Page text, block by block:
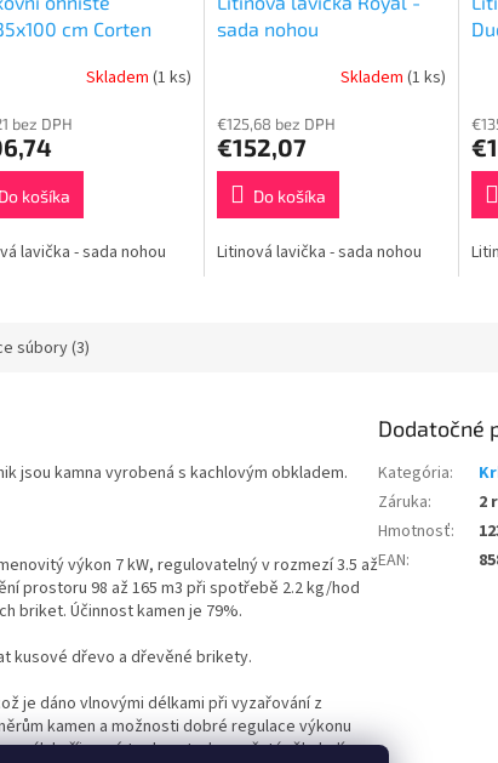
cm Corten
Skladem (1 ks)
bez DPH
Do košíka
lavička - sada nohou
sada nohou
Skladem(1 ks)
€125,68 bez DPH
€152,07
Do košíka
Litinová lavička - sada nohou
súbory (3)
jsou kamna vyrobená s kachlovým obkladem.
výkon 7 kW, regulovatelný v rozmezí 3.5 až
prostoru 98 až 165 m3 při spotřebě 2.2 kg/hod
briket. Účinnost kamen je 79%.
kusové dřevo a dřevěné brikety.
je dáno vlnovými délkami při vyzařování z
kamen a možnosti dobré regulace výkonu
sálal příjemné teplo, a tedy nepřetápěl okolí
Dodatočné
Kategória:
Záruka:
2
Hmotnosť:
EAN: